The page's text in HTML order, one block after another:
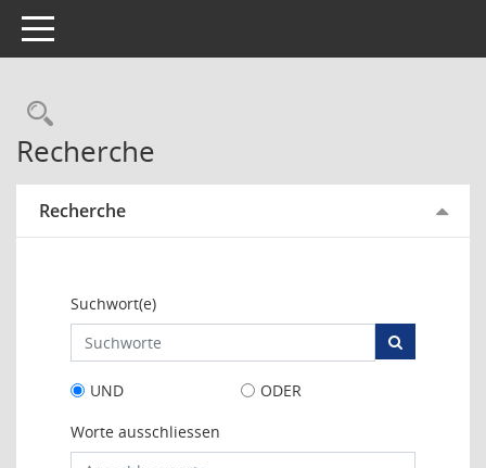
Toggle navigation
Rechercheauswahl
Recherche
Recherche
Suchwort(e)
UND
ODER
Worte ausschliessen